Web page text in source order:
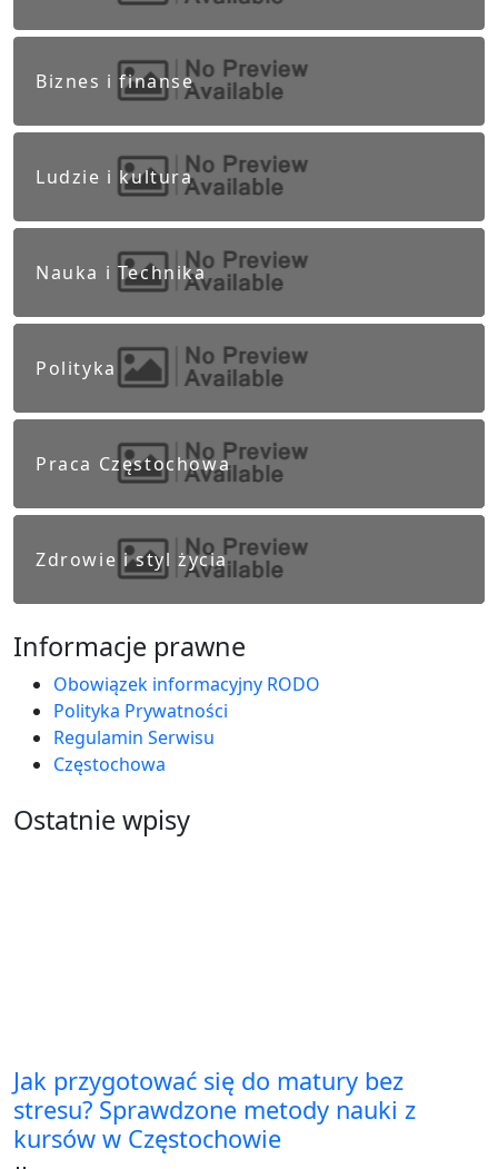
Biznes i finanse
Ludzie i kultura
Nauka i Technika
Polityka
Praca Częstochowa
Zdrowie i styl życia
Informacje prawne
Obowiązek informacyjny RODO
Polityka Prywatności
Regulamin Serwisu
Częstochowa
Ostatnie wpisy
Jak przygotować się do matury bez
stresu? Sprawdzone metody nauki z
kursów w Częstochowie